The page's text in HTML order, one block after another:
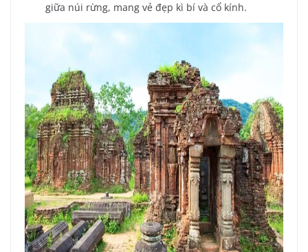
giữa núi rừng, mang vẻ đẹp kì bí và cổ kính.